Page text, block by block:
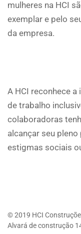
mulheres na HCI
exemplar e pelo
da empresa.
A HCI reconhece
de trabalho
colaboradoras
alcançar seu
estigmas sociais
© 2019 HCI
Alvará de construção